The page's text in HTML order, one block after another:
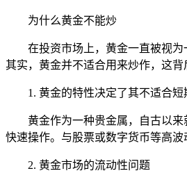
为什么黄金不能炒
在投资市场上，黄金一直被视
其实，黄金并不适合用来炒作，这背
1. 黄金的特性决定了其不适合短
黄金作为一种贵金属，自古以
快速操作。与股票或数字货币等高
2. 黄金市场的流动性问题